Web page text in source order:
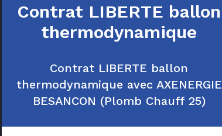
Contrat LIBERTE ballon
thermodynamique
Contrat LIBERTE ballon
thermodynamique avec AXENERGIE
BESANCON (Plomb Chauff 25)